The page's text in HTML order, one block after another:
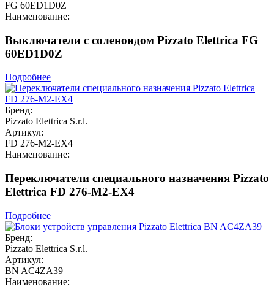
FG 60ED1D0Z
Наименование:
Выключатели с соленоидом Pizzato Elettrica FG
60ED1D0Z
Подробнее
Бренд:
Pizzato Elettrica S.r.l.
Артикул:
FD 276-M2-EX4
Наименование:
Переключатели специального назначения Pizzato
Elettrica FD 276-M2-EX4
Подробнее
Бренд:
Pizzato Elettrica S.r.l.
Артикул:
BN AC4ZA39
Наименование: